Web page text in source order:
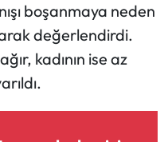
boşanmaya neden
değerlendirdi.
kadının ise az